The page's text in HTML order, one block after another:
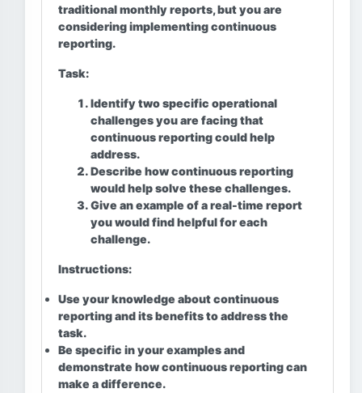
traditional monthly reports, but you are
considering implementing continuous
reporting.
Task:
Identify two specific operational
challenges you are facing that
continuous reporting could help
address.
Describe how continuous reporting
would help solve these challenges.
Give an example of a real-time report
you would find helpful for each
challenge.
Instructions:
Use your knowledge about continuous
reporting and its benefits to address the
task.
Be specific in your examples and
demonstrate how continuous reporting can
make a difference.